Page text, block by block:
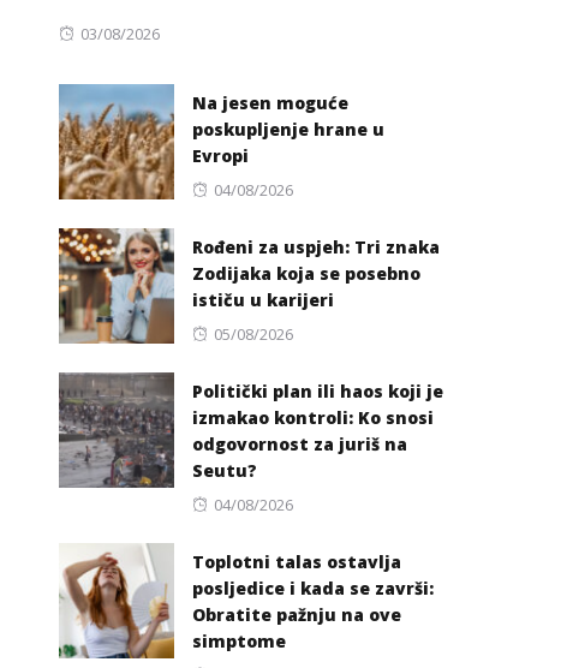
Posted
03/08/2026
Na jesen moguće
poskupljenje hrane u
Evropi
Posted
04/08/2026
Rođeni za uspjeh: Tri znaka
Zodijaka koja se posebno
ističu u karijeri
Posted
05/08/2026
Politički plan ili haos koji je
izmakao kontroli: Ko snosi
odgovornost za juriš na
Seutu?
Posted
04/08/2026
Toplotni talas ostavlja
posljedice i kada se završi:
Obratite pažnju na ove
simptome